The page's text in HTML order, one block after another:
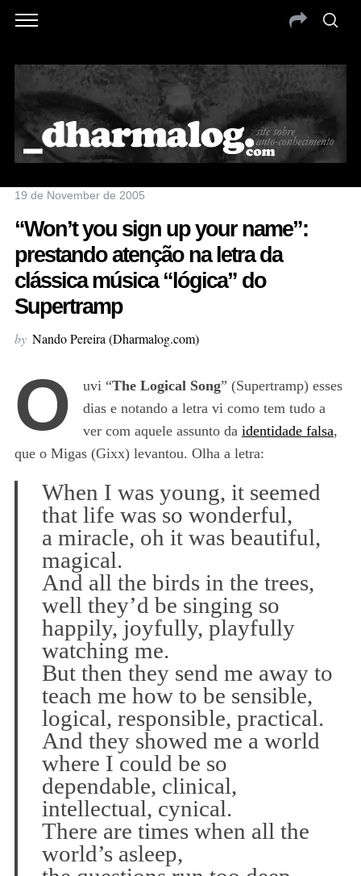
19 de November de 2005
“Won’t you sign up your name”:
prestando atenção na letra da
clássica música “lógica” do
Supertramp
by Nando Pereira (Dharmalog.com)
O uvi “The Logical Song” (Supertramp) esses
dias e notando a letra vi como tem tudo a
ver com aquele assunto da identidade falsa,
que o Migas (Gixx) levantou. Olha a letra:
When I was young, it seemed
that life was so wonderful,
a miracle, oh it was beautiful,
magical.
And all the birds in the trees,
well they’d be singing so
happily, joyfully, playfully
watching me.
But then they send me away to
teach me how to be sensible,
logical, responsible, practical.
And they showed me a world
where I could be so
dependable, clinical,
intellectual, cynical.
There are times when all the
world’s asleep,